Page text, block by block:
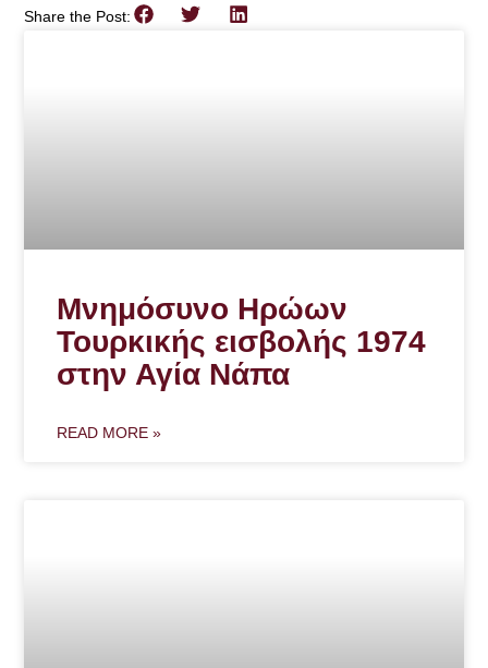
Share the Post:
Μνημόσυνο Ηρώων
Τουρκικής εισβολής 1974
στην Αγία Νάπα
READ MORE »